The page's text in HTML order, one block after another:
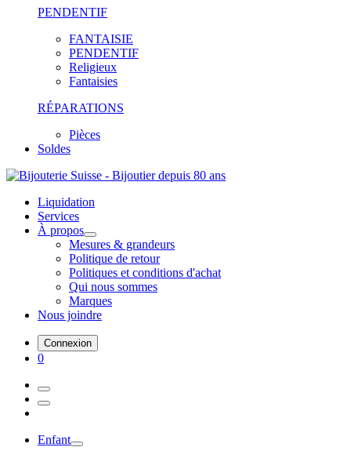
PENDENTIF
FANTAISIE
PENDENTIF
Religieux
Fantaisies
RÉPARATIONS
Pièces
Soldes
Liquidation
Services
À propos
Mesures & grandeurs
Politique de retour
Politiques et conditions d'achat
Qui nous sommes
Marques
Nous joindre
Connexion
0
Enfant